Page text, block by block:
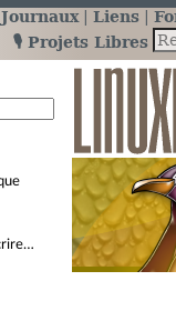
Journaux Liens
🎙️ Projets Libres